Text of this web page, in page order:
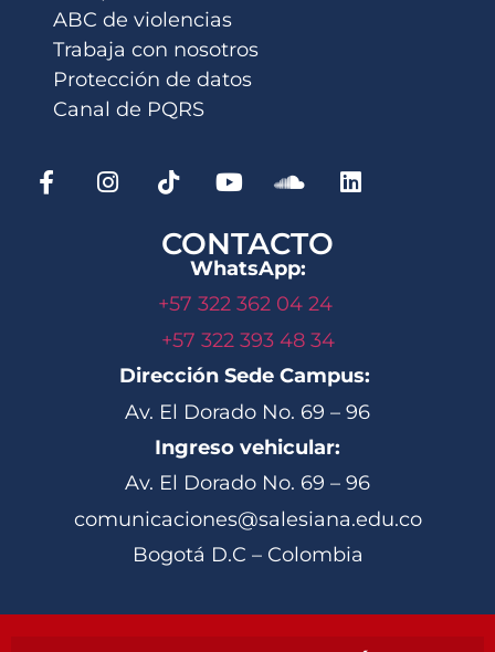
ABC de violencias
Trabaja con nosotros
Protección de datos
Canal de PQRS
CONTACTO
WhatsApp:
+57 322 362 04 24
+57 322 393 48 34
Dirección Sede Campus:
Av. El Dorado No. 69 – 96
Ingreso vehicular:
Av. El Dorado No. 69 – 96
comunicaciones@salesiana.edu.co
Bogotá D.C – Colombia